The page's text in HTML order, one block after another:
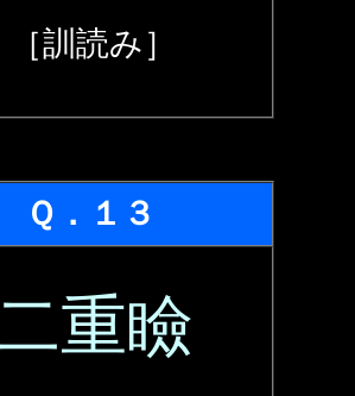
［訓読み］
Ｑ．１３
重瞼